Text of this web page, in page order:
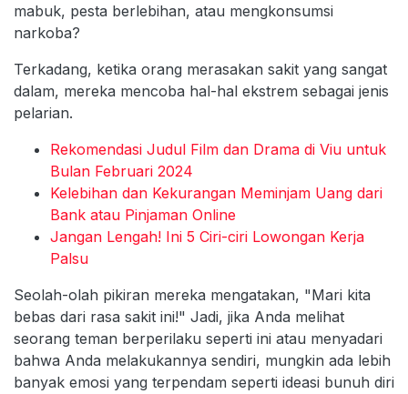
mabuk, pesta berlebihan, atau mengkonsumsi
narkoba?
Terkadang, ketika orang merasakan sakit yang sangat
dalam, mereka mencoba hal-hal ekstrem sebagai jenis
pelarian.
Rekomendasi Judul Film dan Drama di Viu untuk
Bulan Februari 2024
Kelebihan dan Kekurangan Meminjam Uang dari
Bank atau Pinjaman Online
Jangan Lengah! Ini 5 Ciri-ciri Lowongan Kerja
Palsu
Seolah-olah pikiran mereka mengatakan, "Mari kita
bebas dari rasa sakit ini!" Jadi, jika Anda melihat
seorang teman berperilaku seperti ini atau menyadari
bahwa Anda melakukannya sendiri, mungkin ada lebih
banyak emosi yang terpendam seperti ideasi bunuh diri